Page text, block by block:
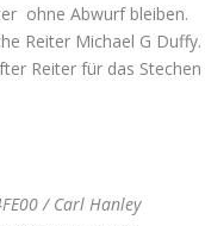
ohne Abwurf bleiben.
Reiter Michael G Duffy.
Reiter für das Stechen
/ Carl Hanley